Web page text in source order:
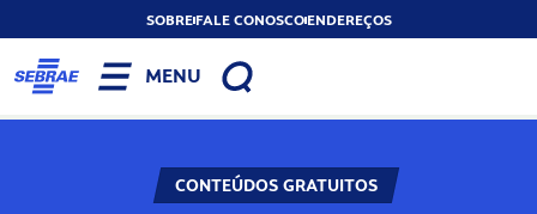
SOBREFALE CONOSCOENDEREÇOS
MENU
CONTEÚDOS GRATUITOS